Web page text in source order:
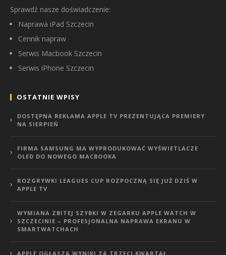
Sprawdź nasze doświadczenie:
Naprawa iPad Szczecin
Cennik napraw
Serwis Macbook Szczecin
Serwis iPhone Szczecin
OSTATNIE WPISY
DOSTĘPNA REKLAMA APPLE TV PREZENTUJĄCA PREMIERY
NA SIERPIEŃ
FIRMA SAMSUNG MA WYPRODUKOWAĆ WYŚWIETLACZE
OLED DO NOWEGO MACBOOKA
ROZGRYWKI LEAGUES CUP ROZPOCZNĄ SIĘ JUŻ DZIŚ W
APPLE TV
WYMIANA ZBITEJ SZYBKI W ZEGARKU APPLE WATCH W
SZCZECINIE – PROFESJONALNA NAPRAWA EKRANU W
SMARTWATCHACH
APPLE OGŁASZA WYNIKI ZA TRZECI KWARTAŁ